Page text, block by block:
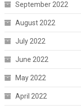
September 2022
August 2022
July 2022
June 2022
May 2022
April 2022